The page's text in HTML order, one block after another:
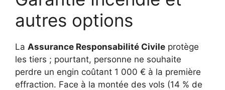
autres options
La Assurance Responsabilité Civile protège
les tiers ; pourtant, personne ne souhaite
perdre un engin coûtant 1 000 € à la première
effraction. Face à la montée des vols (14 % de